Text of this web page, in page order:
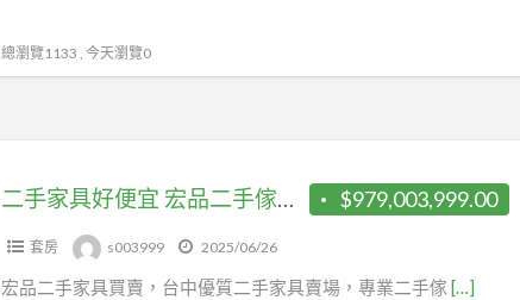
總瀏覽1133 , 今天瀏覽0
$979,003,999.00
二手家具好便宜 宏品二手傢俱拍賣 租屋套房傢俱 2手沙發 茶几 餐桌椅
套房 s003999 2025/06/26
宏品二手家具買賣，台中優質二手家具賣場，專業二手傢 […]